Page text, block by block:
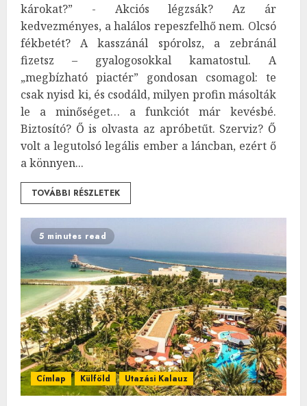
károkat?” - Akciós légzsák? Az ár
kedvezményes, a halálos repeszfelhő nem. Olcsó
fékbetét? A kasszánál spórolsz, a zebránál
fizetsz – gyalogosokkal kamatostul. A
„megbízható piactér” gondosan csomagol: te
csak nyisd ki, és csodáld, milyen profin másolták
le a minőséget… a funkciót már kevésbé.
Biztosító? Ő is olvasta az apróbetűt. Szerviz? Ő
volt a legutolsó legális ember a láncban, ezért ő
a könnyen...
TOVÁBBI RÉSZLETEK
5 minutes read
Címlap Külföld Utazási Kalauz